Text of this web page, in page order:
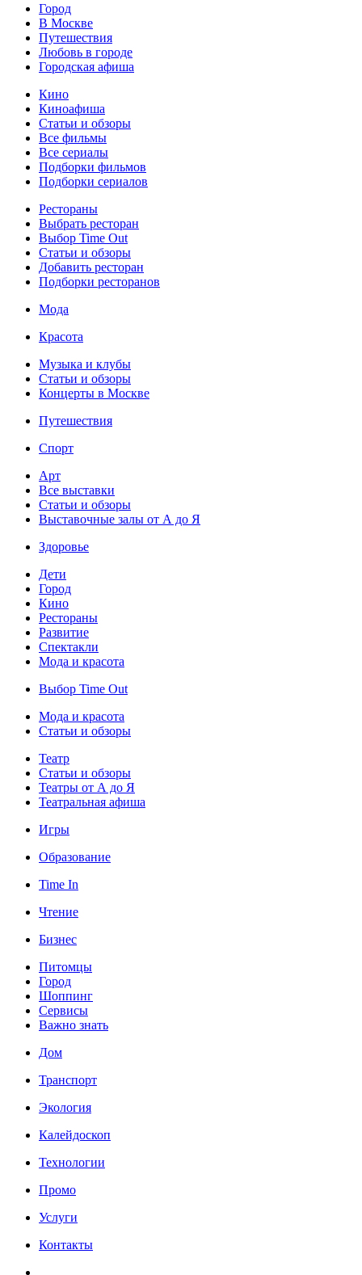
Город
В Москве
Путешествия
Любовь в городе
Городская афиша
Кино
Киноафиша
Статьи и обзоры
Все фильмы
Все сериалы
Подборки фильмов
Подборки сериалов
Рестораны
Выбрать ресторан
Выбор Time Out
Статьи и обзоры
Добавить ресторан
Подборки ресторанов
Мода
Красота
Музыка и клубы
Статьи и обзоры
Концерты в Москве
Путешествия
Спорт
Арт
Все выставки
Статьи и обзоры
Выставочные залы от А до Я
Здоровье
Дети
Город
Кино
Рестораны
Развитие
Спектакли
Мода и красота
Выбор Time Out
Мода и красота
Статьи и обзоры
Театр
Статьи и обзоры
Театры от А до Я
Театральная афиша
Игры
Образование
Time In
Чтение
Бизнес
Питомцы
Город
Шоппинг
Сервисы
Важно знать
Дом
Транспорт
Экология
Калейдоскоп
Технологии
Промо
Услуги
Контакты